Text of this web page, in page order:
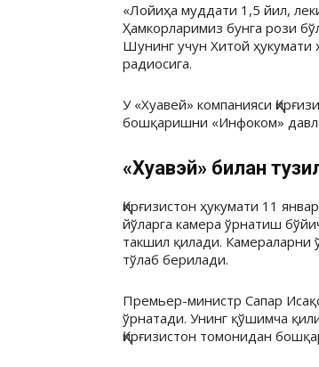
«Лойиҳа муддати 1,5 йил,
Ҳамкорларимиз бунга рози
Шунинг учун Хитой
радиосига.
У «Хуавей» компанияси
бошқаришни «Инфоком»
«Хуавэй» билан
Қирғизистон ҳукумати 11
йўларга камера ўрнатиш
такшил қилади. Камераларни
тўлаб берилади.
Премьер-министр Сапар
ўрнатади. Унинг қўшимча
Қирғизистон томонидан